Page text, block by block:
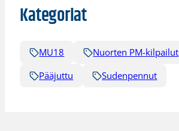
Kategoriat
MU18
Nuorten PM-kilpailut
Pääjuttu
Sudenpennut